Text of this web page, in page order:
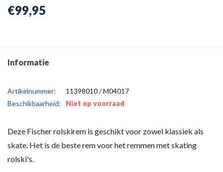
€99,95
Informatie
Artikelnummer:
11398010 / M04017
Beschikbaarheid:
Niet op voorraad
Deze Fischer rolskirem is geschikt voor zowel klassiek als
skate. Het is de beste rem voor het remmen met skating
rolski's.